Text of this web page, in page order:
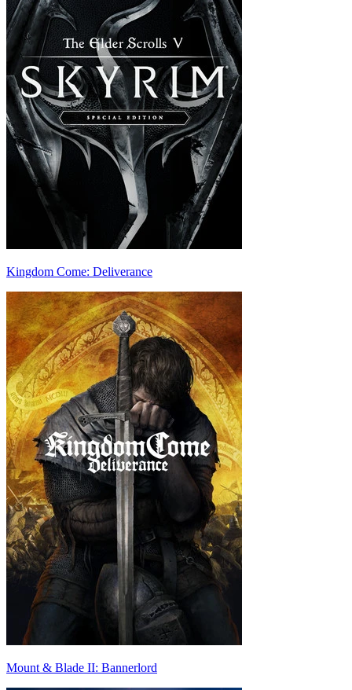
Kingdom Come: Deliverance
Mount & Blade II: Bannerlord